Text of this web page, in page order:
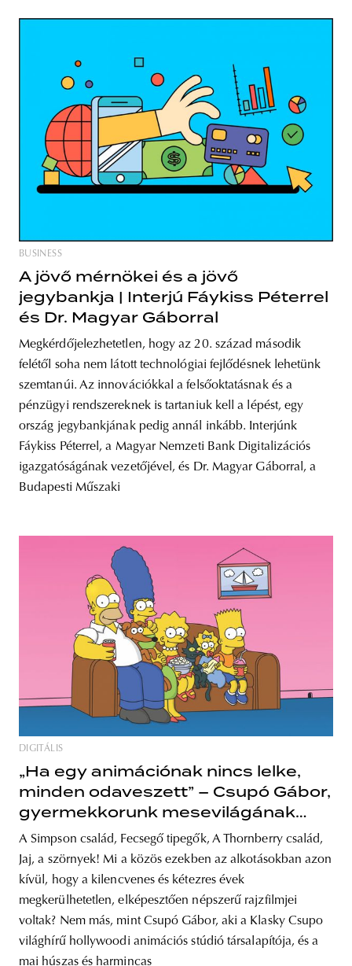
BUSINESS
A jövő mérnökei és a jövő
jegybankja | Interjú Fáykiss Péterrel
és Dr. Magyar Gáborral
Megkérdőjelezhetetlen, hogy az 20. század második
felétől soha nem látott technológiai fejlődésnek lehetünk
szemtanúi. Az innovációkkal a felsőoktatásnak és a
pénzügyi rendszereknek is tartaniuk kell a lépést, egy
ország jegybankjának pedig annál inkább. Interjúnk
Fáykiss Péterrel, a Magyar Nemzeti Bank Digitalizációs
igazgatóságának vezetőjével, és Dr. Magyar Gáborral, a
Budapesti Műszaki
DIGITÁLIS
„Ha egy animációnak nincs lelke,
minden odaveszett” – Csupó Gábor,
gyermekkorunk mesevilágának
formálója
A Simpson család, Fecsegő tipegők, A Thornberry család,
Jaj, a szörnyek! Mi a közös ezekben az alkotásokban azon
kívül, hogy a kilencvenes és kétezres évek
megkerülhetetlen, elképesztően népszerű rajzfilmjei
voltak? Nem más, mint Csupó Gábor, aki a Klasky Csupo
világhírű hollywoodi animációs stúdió társalapítója, és a
mai húszas és harmincas